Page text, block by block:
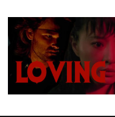
contenu